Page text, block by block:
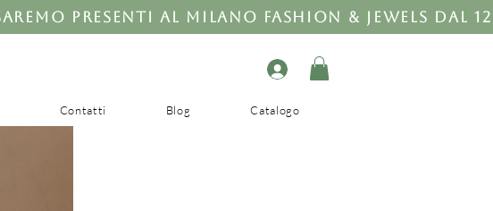
Contatti Blog Catalogo